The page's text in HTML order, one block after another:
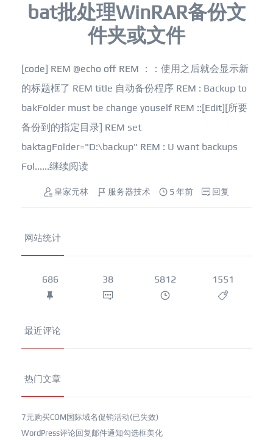
bat批处理WinRAR备份文
件夹或文件
[code] REM @echo off REM ：：使用之后就会显示新
的标题框了 REM title 自动备份程序 REM : Backup to
bakFolder must be change youself REM ::[Edit][所要
备份到的指定目录] REM set
baktagFolder="D:\backup" REM : U want backups
Fol......继续阅读
皇家元林 服务器技术 5 年前 回复
网站统计
686 38 5812 1551
最近评论
热门文章
7元购买COM国际域名促销活动(已失效)
WordPress评论回复邮件通知勾选框美化